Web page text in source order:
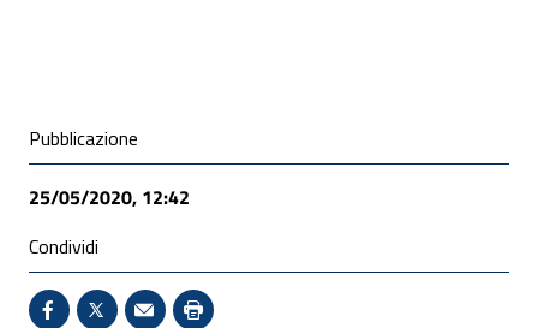
Condivisione social
Pubblicazione
25/05/2020, 12:42
Condividi